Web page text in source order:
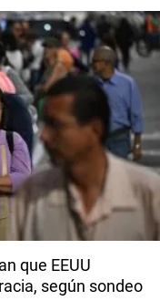
que EEUU
según sondeo